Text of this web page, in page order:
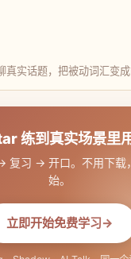
真实话题，把被动词汇变成
练到真实场景里
复习 → 开口。不用下载
始。
立即开始免费学习